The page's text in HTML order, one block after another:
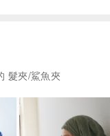
髮夾/鯊魚夾